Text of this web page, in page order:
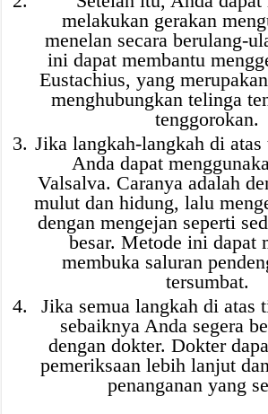
melakukan gerakan
menelan secara berulang-
ini dapat membantu
Eustachius, yang
menghubungkan telinga
tenggorokan.
Jika langkah-langkah di
Anda dapat
Valsalva. Caranya adalah
mulut dan hidung, lalu
dengan mengejan seperti
besar. Metode ini dapat
membuka saluran
tersumbat.
Jika semua langkah di atas
sebaiknya Anda segera
dengan dokter. Dokter
pemeriksaan lebih lanjut
penanganan yang